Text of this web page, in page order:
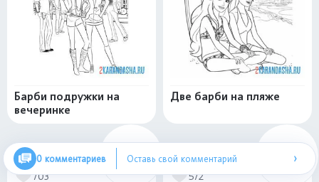
Барби подружки на
вечеринке
Две барби на пляже
703 572
0 комментариев Оставь свой комментарий ›